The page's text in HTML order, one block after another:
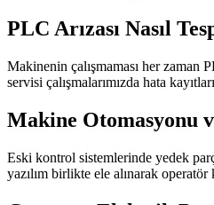
PLC Arızası Nasıl
Makinenin çalışmaması her zaman
servisi çalışmalarımızda hata
Makine Otomasyonu
Eski kontrol sistemlerinde yedek
yazılım birlikte ele alınarak